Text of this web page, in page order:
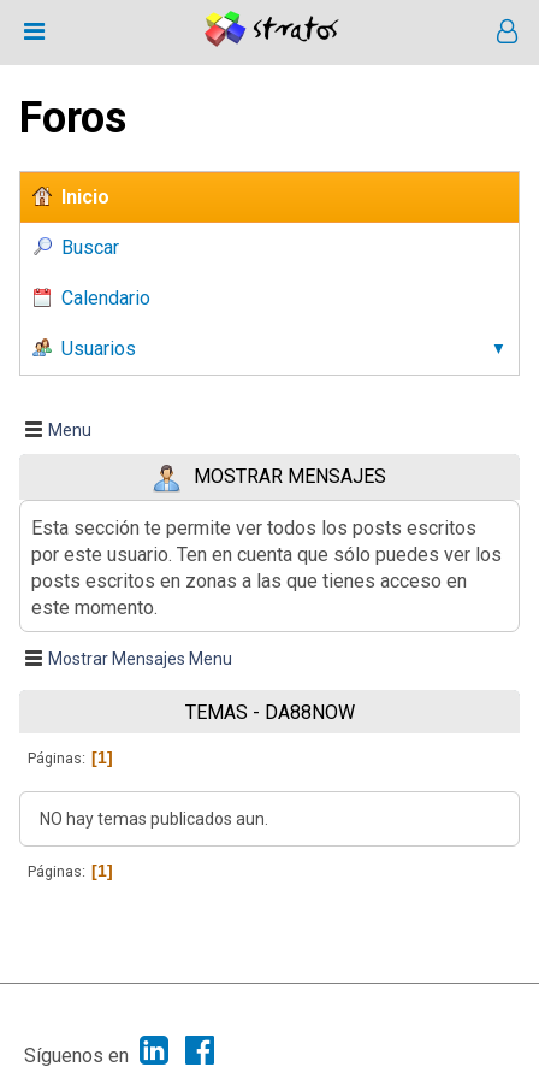
Foros
Inicio
Buscar
Calendario
Usuarios
Menu
MOSTRAR MENSAJES
Esta sección te permite ver todos los posts escritos
por este usuario. Ten en cuenta que sólo puedes ver los
posts escritos en zonas a las que tienes acceso en
este momento.
Mostrar Mensajes Menu
TEMAS - DA88NOW
Páginas 1
NO hay temas publicados aun.
Páginas 1
|
Síguenos en